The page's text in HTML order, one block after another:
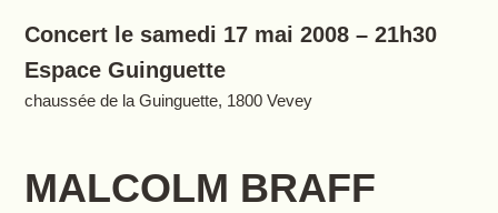
Concert le samedi 17 mai 2008 – 21h30
Espace Guinguette
chaussée de la Guinguette, 1800 Vevey
MALCOLM BRAFF